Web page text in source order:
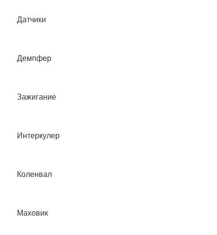
Датчики
Демпфер
Зажигание
Интеркулер
Коленвал
Маховик